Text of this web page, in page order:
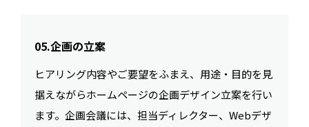
05.企画の立案
ヒアリング内容やご要望をふまえ、用途・目的を見
据えながらホームページの企画デザイン立案を行い
ます。企画会議には、担当ディレクター、Webデザ